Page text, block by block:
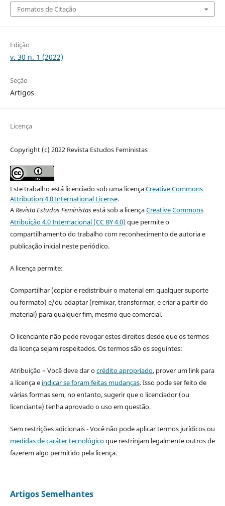
Fomatos de Citação
Edição
v. 30 n. 1 (2022)
Seção
Artigos
Licença
Copyright (c) 2022 Revista Estudos Feministas
Este trabalho está licenciado sob uma licençaCreative Commons
Attribution 4.0 International License.
ARevista Estudos Feministasestá sob a licençaCreative Commons
Atribuição 4.0 Internacional (CC BY 4.0) que permite o
compartilhamento do trabalho com reconhecimento de autoria e
publicação inicial neste periódico.
A licença permite:
Compartilhar (copiar e redistribuir o material em qualquer suporte
ou formato) e/ou adaptar (remixar, transformar, e criar a partir do
material) para qualquer fim, mesmo que comercial.
O licenciante não pode revogar estes direitos desde que os termos
da licença sejam respeitados. Os termos são os seguintes:
Atribuição – Você deve dar ocrédito apropriado, prover um link para
a licença e indicar se foram feitas mudanças. Isso pode ser feito de
várias formas sem, no entanto, sugerir que o licenciador (ou
licenciante) tenha aprovado o uso em questão.
Sem restrições adicionais - Você não pode aplicar termos jurídicos ou
medidas de caráter tecnológicoque restrinjam legalmente outros de
fazerem algo permitido pela licença.
Artigos Semelhantes